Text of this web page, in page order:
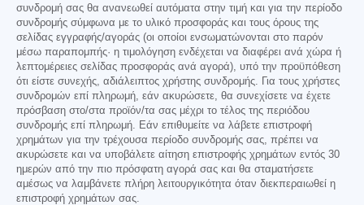
συνδρομή σας θα ανανεωθεί αυτόματα στην τιμή και για την περίοδο
συνδρομής σύμφωνα με το υλικό προσφοράς και τους όρους της
σελίδας εγγραφής/αγοράς (οι οποίοι ενσωματώνονται στο παρόν
μέσω παραπομπής· η τιμολόγηση ενδέχεται να διαφέρει ανά χώρα ή
λεπτομέρειες σελίδας προσφοράς ανά αγορά), υπό την προϋπόθεση
ότι είστε συνεχής, αδιάλειπτος χρήστης συνδρομής. Για τους χρήστες
συνδρομών επί πληρωμή, εάν ακυρώσετε, θα συνεχίσετε να έχετε
πρόσβαση στο/στα προϊόν/τα σας μέχρι το τέλος της περιόδου
συνδρομής επί πληρωμή. Εάν επιθυμείτε να λάβετε επιστροφή
χρημάτων για την τρέχουσα περίοδο συνδρομής σας, πρέπει να
ακυρώσετε και να υποβάλετε αίτηση επιστροφής χρημάτων εντός 30
ημερών από την πιο πρόσφατη αγορά σας και θα σταματήσετε
αμέσως να λαμβάνετε πλήρη λειτουργικότητα όταν διεκπεραιωθεί η
επιστροφή χρημάτων σας.